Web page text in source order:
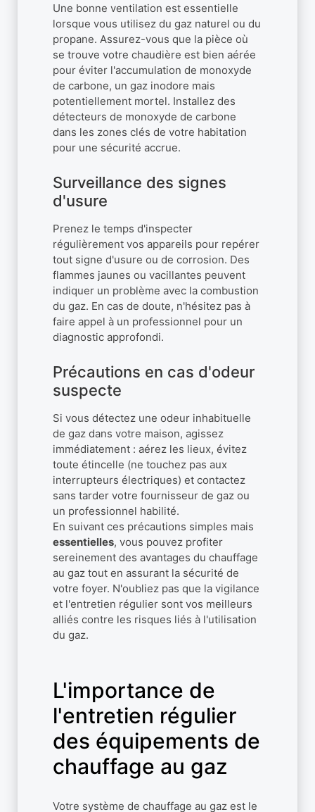
Une bonne ventilation est essentielle
lorsque vous utilisez du gaz naturel ou du
propane. Assurez-vous que la pièce où
se trouve votre chaudière est bien aérée
pour éviter l'accumulation de monoxyde
de carbone, un gaz inodore mais
potentiellement mortel. Installez des
détecteurs de monoxyde de carbone
dans les zones clés de votre habitation
pour une sécurité accrue.
Surveillance des signes
d'usure
Prenez le temps d'inspecter
régulièrement vos appareils pour repérer
tout signe d'usure ou de corrosion. Des
flammes jaunes ou vacillantes peuvent
indiquer un problème avec la combustion
du gaz. En cas de doute, n'hésitez pas à
faire appel à un professionnel pour un
diagnostic approfondi.
Précautions en cas d'odeur
suspecte
Si vous détectez une odeur inhabituelle
de gaz dans votre maison, agissez
immédiatement : aérez les lieux, évitez
toute étincelle (ne touchez pas aux
interrupteurs électriques) et contactez
sans tarder votre fournisseur de gaz ou
un professionnel habilité.
En suivant ces précautions simples mais
essentielles, vous pouvez profiter
sereinement des avantages du chauffage
au gaz tout en assurant la sécurité de
votre foyer. N'oubliez pas que la vigilance
et l'entretien régulier sont vos meilleurs
alliés contre les risques liés à l'utilisation
du gaz.
L'importance de
l'entretien régulier
des équipements de
chauffage au gaz
Votre système de chauffage au gaz est le